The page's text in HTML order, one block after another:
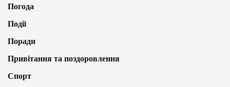
Погода
Події
Поради
Привітання та поздоровлення
Спорт